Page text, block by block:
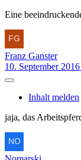
Eine
Franz Ganster
10. September
Inhalt melden
jaja, das